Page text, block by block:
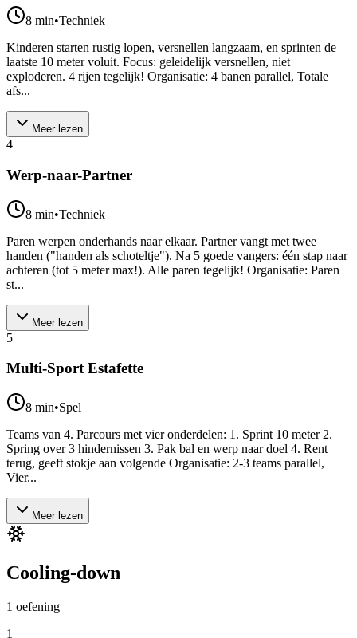
8 min•Techniek
Kinderen starten rustig lopen, versnellen langzaam, en sprinten de
laatste 10 meter voluit. Focus: geleidelijk versnellen, niet
exploderen. 4 rijen tegelijk! Organisatie: 4 banen parallel, Totale
afs...
Meer lezen
4
Werp-naar-Partner
8 min•Techniek
Paren werpen onderhands naar elkaar. Partner vangt met twee
handen ("handen als schoteltje"). Na 5 goede vangers: één stap naar
achteren (tot 5 meter max!). Alle paren tegelijk! Organisatie: Paren
st...
Meer lezen
5
Multi-Sport Estafette
8 min•Spel
Teams van 4. Parcours met vier onderdelen: 1. Sprint 10 meter 2.
Spring over 3 hindernissen 3. Pak bal en werp naar doel 4. Rent
terug, geeft stokje aan volgende Organisatie: 2-3 teams parallel,
Vier...
Meer lezen
Cooling-down
1 oefening
1